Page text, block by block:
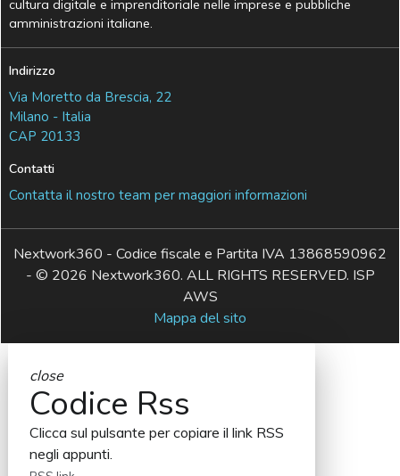
cultura digitale e imprenditoriale nelle imprese e pubbliche
amministrazioni italiane.
Indirizzo
Via Moretto da Brescia, 22
Milano - Italia
CAP 20133
Contatti
Contatta il nostro team per maggiori informazioni
Nextwork360 - Codice fiscale e Partita IVA 13868590962
- © 2026 Nextwork360. ALL RIGHTS RESERVED. ISP
AWS
Mappa del sito
close
Codice Rss
Clicca sul pulsante per copiare il link RSS
negli appunti.